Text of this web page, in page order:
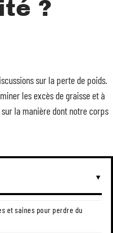
?
sur la perte de poids.
les excès de graisse et à
la manière dont notre corps
et saines pour perdre du